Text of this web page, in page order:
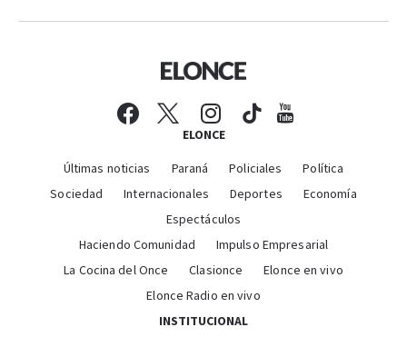
ELONCE
Últimas noticias Paraná Policiales
Política
Sociedad
Internacionales Deportes
Economía
Espectáculos
Haciendo Comunidad
Impulso Empresarial
La Cocina del Once
Clasionce
Elonce en vivo
Elonce Radio en vivo
INSTITUCIONAL